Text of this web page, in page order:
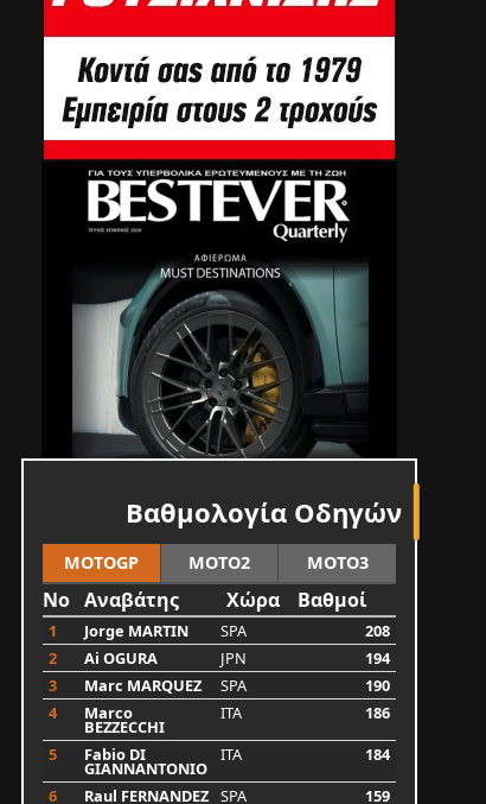
Βαθμολογία Οδηγών
MOTOGP MOTO2 MOTO3
No Αναβάτης Χώρα Βαθμοί
1 Jorge MARTIN SPA
208
2
Ai OGURA JPN
194
3
Marc MARQUEZ SPA
190
4
Marco
BEZZECCHI
ITA
186
5
Fabio DI
GIANNANTONIO
ITA
184
6
Raul FERNANDEZ SPA 159